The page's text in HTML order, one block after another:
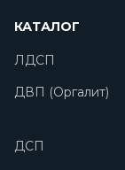
КАТАЛОГ
ЛДСП
ДВП (Оргалит)
ДСП